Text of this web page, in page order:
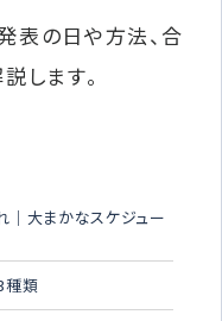
表の日や方法、合
します。
大まかなスケジュー
種類